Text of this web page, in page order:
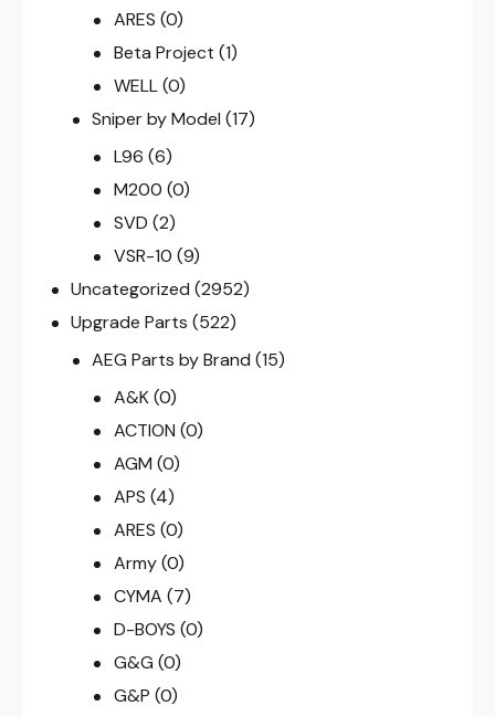
ARES (0)
Beta Project (1)
WELL (0)
Sniper by Model (17)
L96 (6)
M200 (0)
SVD (2)
VSR-10 (9)
Uncategorized (2952)
Upgrade Parts (522)
AEG Parts by Brand (15)
A&K (0)
ACTION (0)
AGM (0)
APS (4)
ARES (0)
Army (0)
CYMA (7)
D-BOYS (0)
G&G (0)
G&P (0)